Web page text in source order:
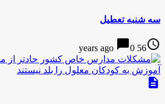
سه شنبه تعطیل
access_time
56 years ago
chat_bubble0
description